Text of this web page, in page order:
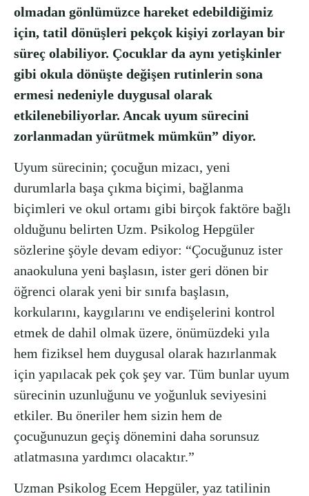
olmadan gönlümüzce hareket edebildiğimiz
için, tatil dönüşleri pekçok kişiyi zorlayan bir
süreç olabiliyor. Çocuklar da aynı yetişkinler
gibi okula dönüşte değişen rutinlerin sona
ermesi nedeniyle duygusal olarak
etkilenebiliyorlar. Ancak uyum sürecini
zorlanmadan yürütmek mümkün” diyor.
Uyum sürecinin; çocuğun mizacı, yeni
durumlarla başa çıkma biçimi, bağlanma
biçimleri ve okul ortamı gibi birçok faktöre bağlı
olduğunu belirten Uzm. Psikolog Hepgüler
sözlerine şöyle devam ediyor: “Çocuğunuz ister
anaokuluna yeni başlasın, ister geri dönen bir
öğrenci olarak yeni bir sınıfa başlasın,
korkularını, kaygılarını ve endişelerini kontrol
etmek de dahil olmak üzere, önümüzdeki yıla
hem fiziksel hem duygusal olarak hazırlanmak
için yapılacak pek çok şey var. Tüm bunlar uyum
sürecinin uzunluğunu ve yoğunluk seviyesini
etkiler. Bu öneriler hem sizin hem de
çocuğunuzun geçiş dönemini daha sorunsuz
atlatmasına yardımcı olacaktır.”
Uzman Psikolog Ecem Hepgüler, yaz tatilinin